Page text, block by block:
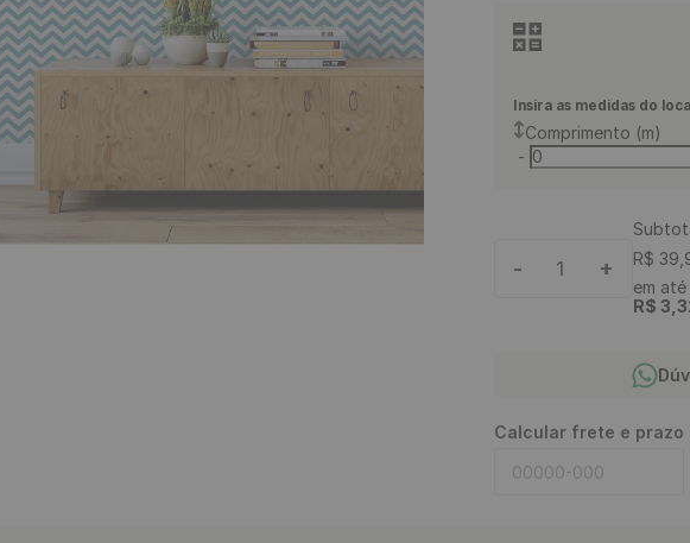
Insira as medidas do
Comprimento (m)
-
- 1 +
R$ 39
em até
R$ 3
Calcular frete e prazo